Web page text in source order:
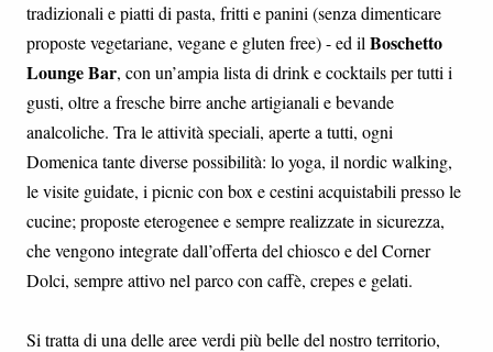
tradizionali e piatti di pasta, fritti e panini (senza dimenticare
proposte vegetariane, vegane e gluten free) - ed il Boschetto
Lounge Bar, con un’ampia lista di drink e cocktails per tutti i
gusti, oltre a fresche birre anche artigianali e bevande
analcoliche. Tra le attività speciali, aperte a tutti, ogni
Domenica tante diverse possibilità: lo yoga, il nordic walking,
le visite guidate, i picnic con box e cestini acquistabili presso le
cucine; proposte eterogenee e sempre realizzate in sicurezza,
che vengono integrate dall’offerta del chiosco e del Corner
Dolci, sempre attivo nel parco con caffè, crepes e gelati.
Si tratta di una delle aree verdi più belle del nostro territorio,